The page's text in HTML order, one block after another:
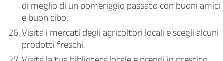
di meglio di un pomeriggio passato con buoni amici
e buon cibo.
Visita i mercati degli agricoltori locali e scegli alcuni
prodotti freschi.